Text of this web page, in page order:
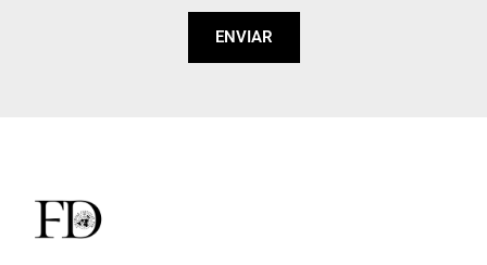
ENVIAR